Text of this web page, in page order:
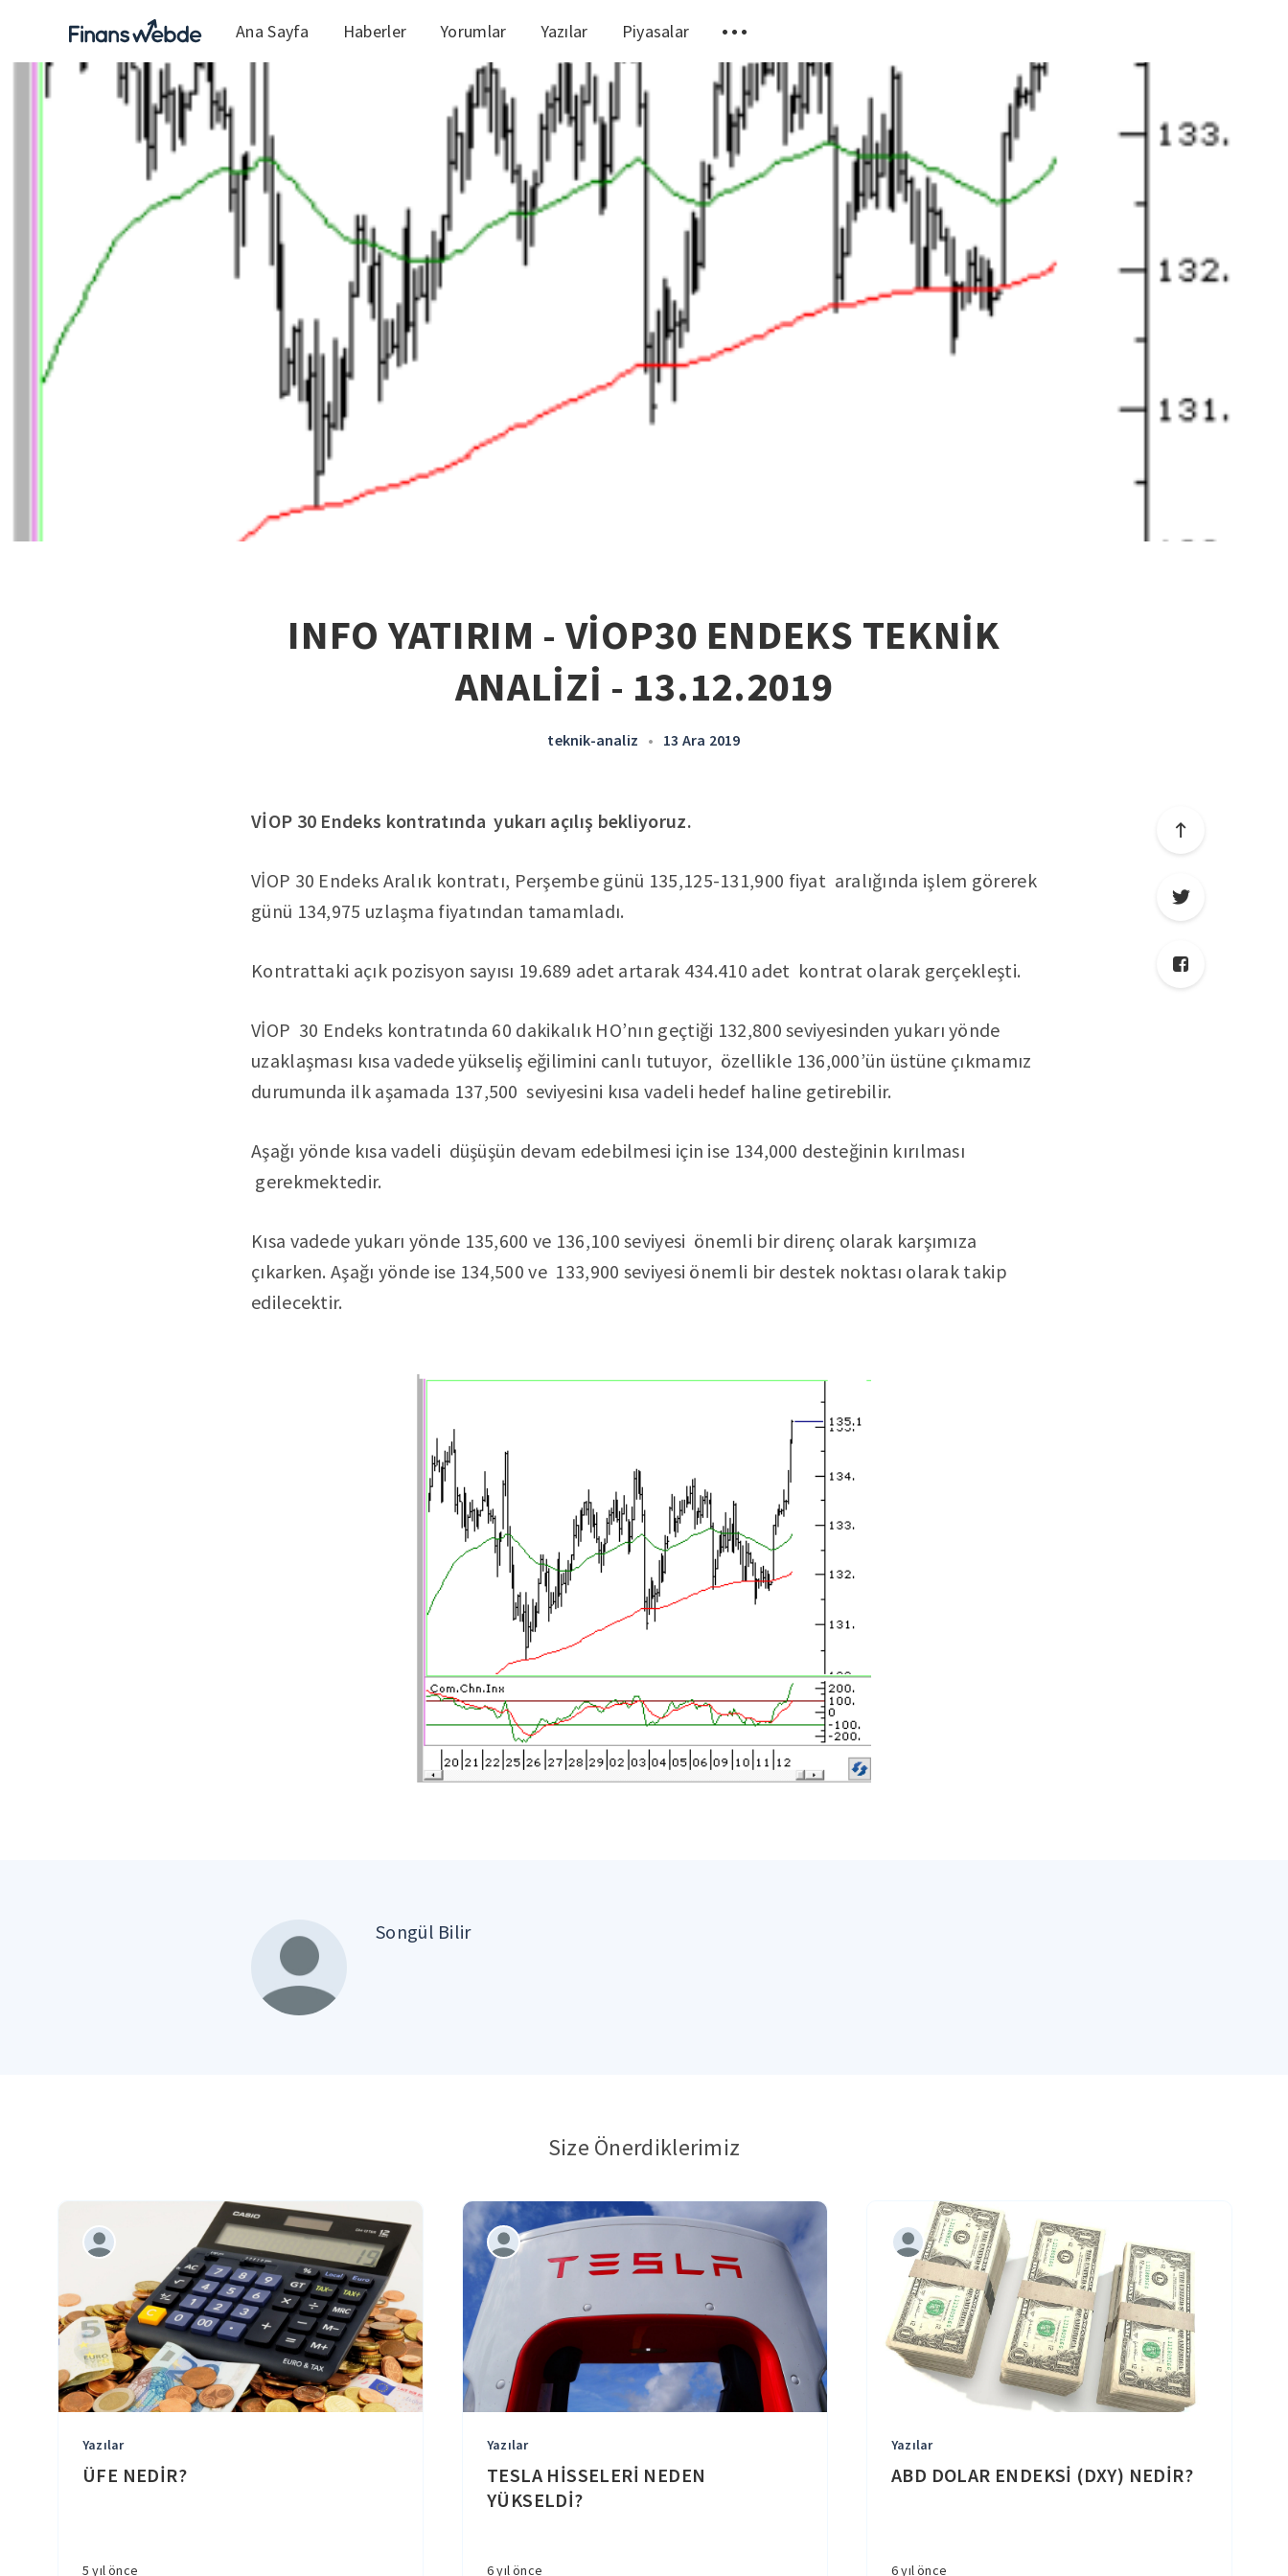
Ana Sayfa Haberler Yorumlar Yazılar Piyasalar
INFO YATIRIM - VİOP30 ENDEKS TEKNİK
ANALİZİ - 13.12.2019
teknik-analiz • 13 Ara 2019
VİOP 30 Endeks kontratında yukarı açılış bekliyoruz.
VİOP 30 Endeks Aralık kontratı, Perşembe günü 135,125-131,900 fiyat aralığında işlem görerek
günü 134,975 uzlaşma fiyatından tamamladı.
Kontrattaki açık pozisyon sayısı 19.689 adet artarak 434.410 adet kontrat olarak gerçekleşti.
VİOP 30 Endeks kontratında 60 dakikalık HO’nın geçtiği 132,800 seviyesinden yukarı yönde
uzaklaşması kısa vadede yükseliş eğilimini canlı tutuyor, özellikle 136,000’ün üstüne çıkmamız
durumunda ilk aşamada 137,500 seviyesini kısa vadeli hedef haline getirebilir.
Aşağı yönde kısa vadeli düşüşün devam edebilmesi için ise 134,000 desteğinin kırılması
gerekmektedir.
Kısa vadede yukarı yönde 135,600 ve 136,100 seviyesi önemli bir direnç olarak karşımıza
çıkarken. Aşağı yönde ise 134,500 ve 133,900 seviyesi önemli bir destek noktası olarak takip
edilecektir.
Songül Bilir
Size Önerdiklerimiz
Yazılar
ÜFE NEDİR?
5 yıl önce
Yazılar
TESLA HİSSELERİ NEDEN
YÜKSELDİ?
6 yıl önce
Yazılar
ABD DOLAR ENDEKSİ (DXY) NEDİR?
6 yıl önce